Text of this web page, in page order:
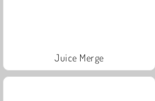
Juice Merge